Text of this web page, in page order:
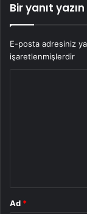
Bir yanıt yazın
E-posta adresiniz
işaretlenmişlerdir
Ad *